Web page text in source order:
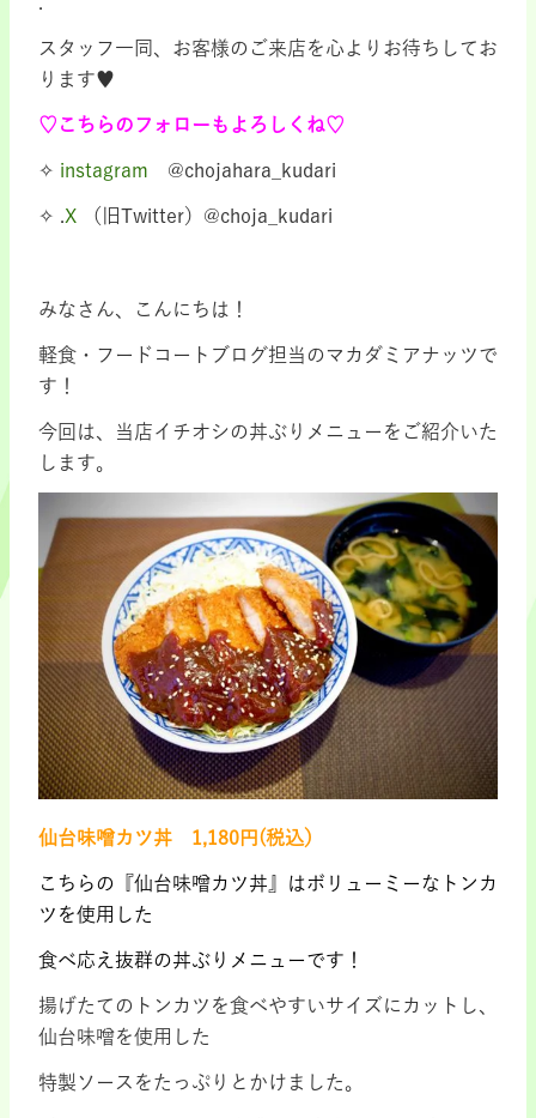
スタッフ一同、お客様のご来店を心よりお待ちしてお
ります♥
♡こちらのフォローもよろしくね♡
✧ instagram @chojahara_kudari
✧ . X （旧Twitter）@choja_kudari
みなさん、こんにちは！
軽食・フードコートブログ担当のマカダミアナッツで
す！
今回は、当店イチオシの丼ぶりメニューをご紹介いた
します。
仙台味噌カツ丼 1,180円(税込）
こちらの『仙台味噌カツ丼』はボリューミーなトンカ
ツを使用した
食べ応え抜群の丼ぶりメニューです！
揚げたてのトンカツを食べやすいサイズにカットし、
仙台味噌を使用した
特製ソースをたっぷりとかけました。